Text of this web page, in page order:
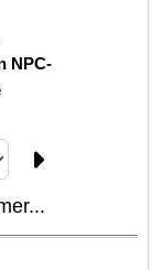
NPC-